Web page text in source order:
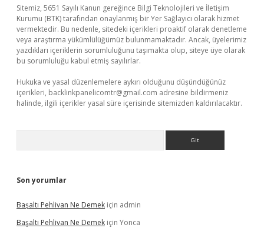
Sitemiz, 5651 Sayılı Kanun gereğince Bilgi Teknolojileri ve İletişim
Kurumu (BTK) tarafından onaylanmış bir Yer Sağlayıcı olarak hizmet
vermektedir. Bu nedenle, sitedeki içerikleri proaktif olarak denetleme
veya araştırma yükümlülüğümüz bulunmamaktadır. Ancak, üyelerimiz
yazdıkları içeriklerin sorumluluğunu taşımakta olup, siteye üye olarak
bu sorumluluğu kabul etmiş sayılırlar.
Hukuka ve yasal düzenlemelere aykırı olduğunu düşündüğünüz
içerikleri, backlinkpanelicomtr@gmail.com adresine bildirmeniz
halinde, ilgili içerikler yasal süre içerisinde sitemizden kaldırılacaktır.
Son yorumlar
Başaltı Pehlivan Ne Demek için admin
Başaltı Pehlivan Ne Demek için Yonca